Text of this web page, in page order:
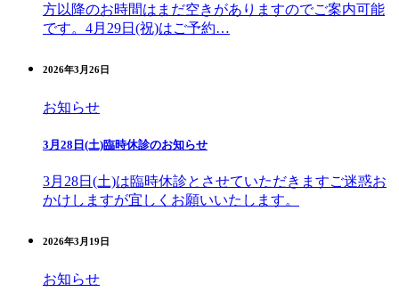
方以降のお時間はまだ空きがありますのでご案内可能
です。4月29日(祝)はご予約…
2026年3月26日
お知らせ
3月28日(土)臨時休診のお知らせ
3月28日(土)は臨時休診とさせていただきますご迷惑お
かけしますが宜しくお願いいたします。
2026年3月19日
お知らせ